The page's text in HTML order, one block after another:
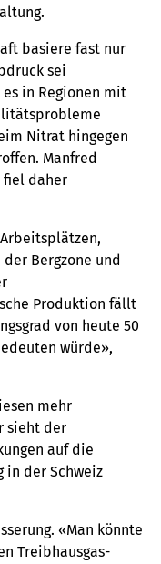
basiere fast nur
sei
in Regionen mit
Nitrat hingegen
Manfred
fiel daher
Bergzone und
Produktion fällt
von heute 50
würde»,
mehr
sieht der
auf die
der Schweiz
«Man könnte
Treibhausgas-